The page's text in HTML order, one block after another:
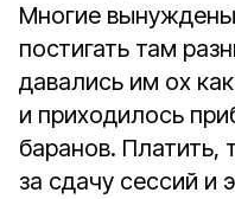
Многие
постигать там
давались им ох
и приходилось
баранов. Платить,
за сдачу сессий и